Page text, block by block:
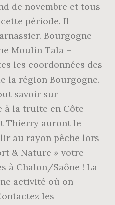
de novembre et tous
période. Il
Bourgogne
Moulin Tala –
les coordonnées des
la région Bourgogne.
savoir sur
à la truite en Côte-
Thierry auront le
au rayon pêche lors
& Nature » votre
à Chalon/Saône ! La
activité où on
les